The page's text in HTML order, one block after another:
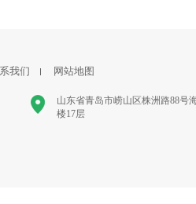
我们 网站地图
山东省青岛市崂山区株洲路88号
楼17层